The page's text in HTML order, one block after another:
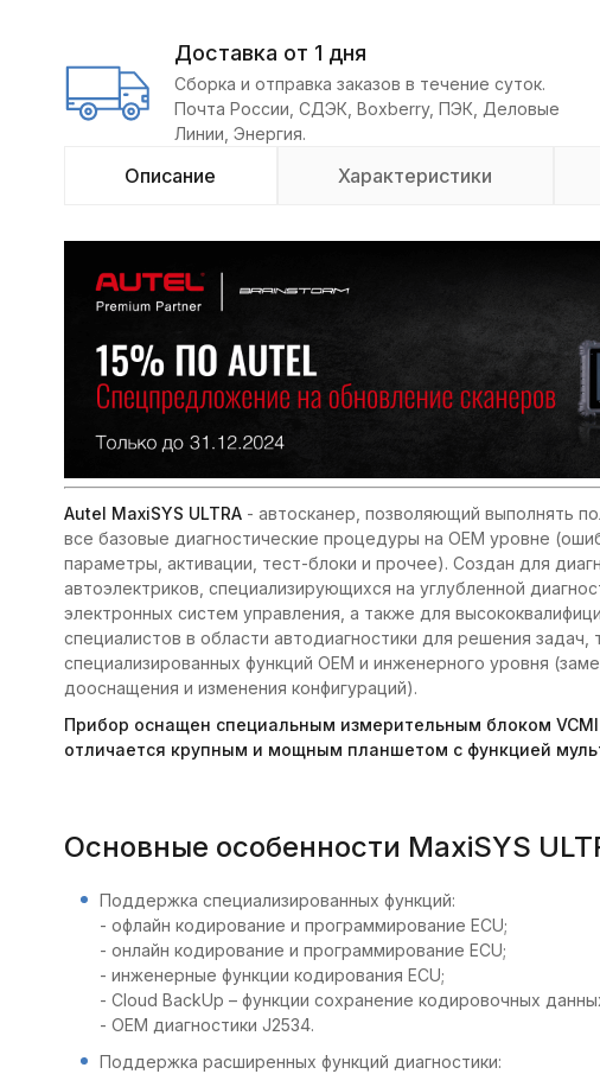
Доставка от 1 дня
Сборка и отправка заказов в течение суток.
Почта России, СДЭК, Boxberry, ПЭК, Деловые
Линии, Энергия.
Описание Характеристики
Autel MaxiSYS ULTRA- автосканер, позволяющий выполнять
все базовые диагностические процедуры на OEM уровне
параметры, активации, тест-блоки и прочее). Создан для
автоэлектриков, специализирующихся на углубленной
электронных систем управления, а также для
специалистов в области автодиагностики для решения
специализированных функций OEM и инженерного уровня
дооснащения и изменения конфигураций).
Прибор оснащен специальным измерительным блоком
отличается крупным и мощным планшетом с функцией
Основные особенности MaxiSYS
Поддержка специализированных функций:
- офлайн кодирование и программирование ECU;
- онлайн кодирование и программирование ECU;
- инженерные функции кодирования ECU;
- Cloud BackUp – функции сохранение кодировочных
- OEM диагностики J2534.
Поддержка расширенных функций диагностики: